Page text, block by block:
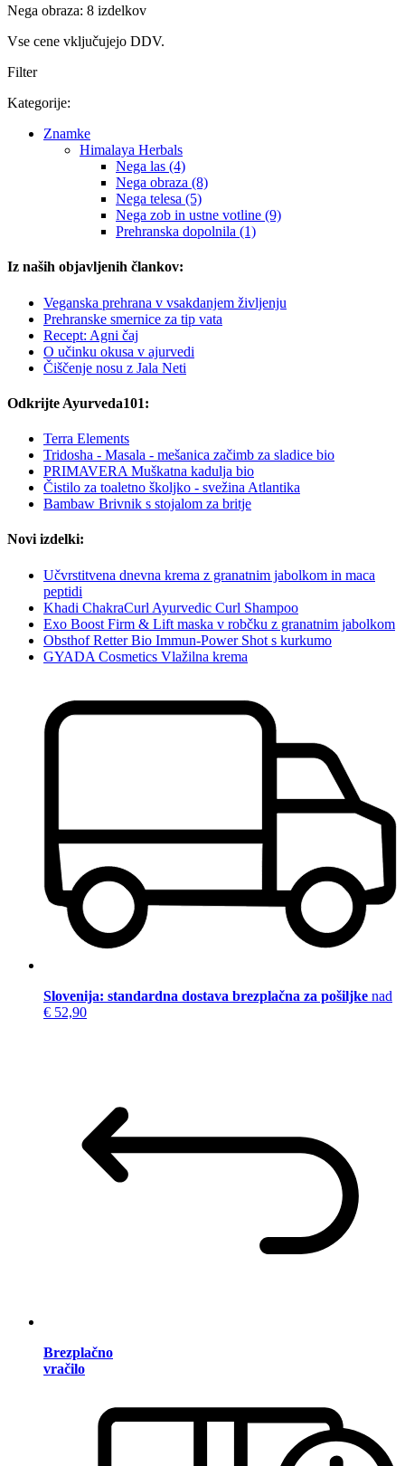
Nega obraza: 8 izdelkov
Vse cene vključujejo DDV.
Filter
Kategorije:
Znamke
Himalaya Herbals
Nega las (4)
Nega obraza (8)
Nega telesa (5)
Nega zob in ustne votline (9)
Prehranska dopolnila (1)
Iz naših objavljenih člankov:
Veganska prehrana v vsakdanjem življenju
Prehranske smernice za tip vata
Recept: Agni čaj
O učinku okusa v ajurvedi
Čiščenje nosu z Jala Neti
Odkrijte Ayurveda101:
Terra Elements
Tridosha - Masala - mešanica začimb za sladice bio
PRIMAVERA Muškatna kadulja bio
Čistilo za toaletno školjko - svežina Atlantika
Bambaw Brivnik s stojalom za britje
Novi izdelki:
Učvrstitvena dnevna krema z granatnim jabolkom in maca
peptidi
Khadi ChakraCurl Ayurvedic Curl Shampoo
Exo Boost Firm & Lift maska v robčku z granatnim jabolkom
Obsthof Retter Bio Immun-Power Shot s kurkumo
GYADA Cosmetics Vlažilna krema
Slovenija: standardna dostava brezplačna za pošiljke nad
€ 52,90
Brezplačno
vračilo